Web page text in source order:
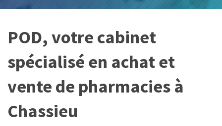
POD, votre cabinet
spécialisé en achat et
vente de pharmacies à
Chassieu